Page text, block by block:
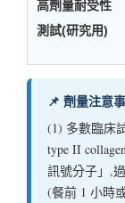
高劑量耐受性
測試(研究用)
📌 劑量注意
(1) 多數臨床
type II
訊號分子」,
(餐前 1 小時